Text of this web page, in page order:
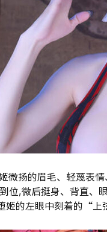
微扬的眉毛、轻蔑表
位,微后挺身、背直、
姬的左眼中刻着的“